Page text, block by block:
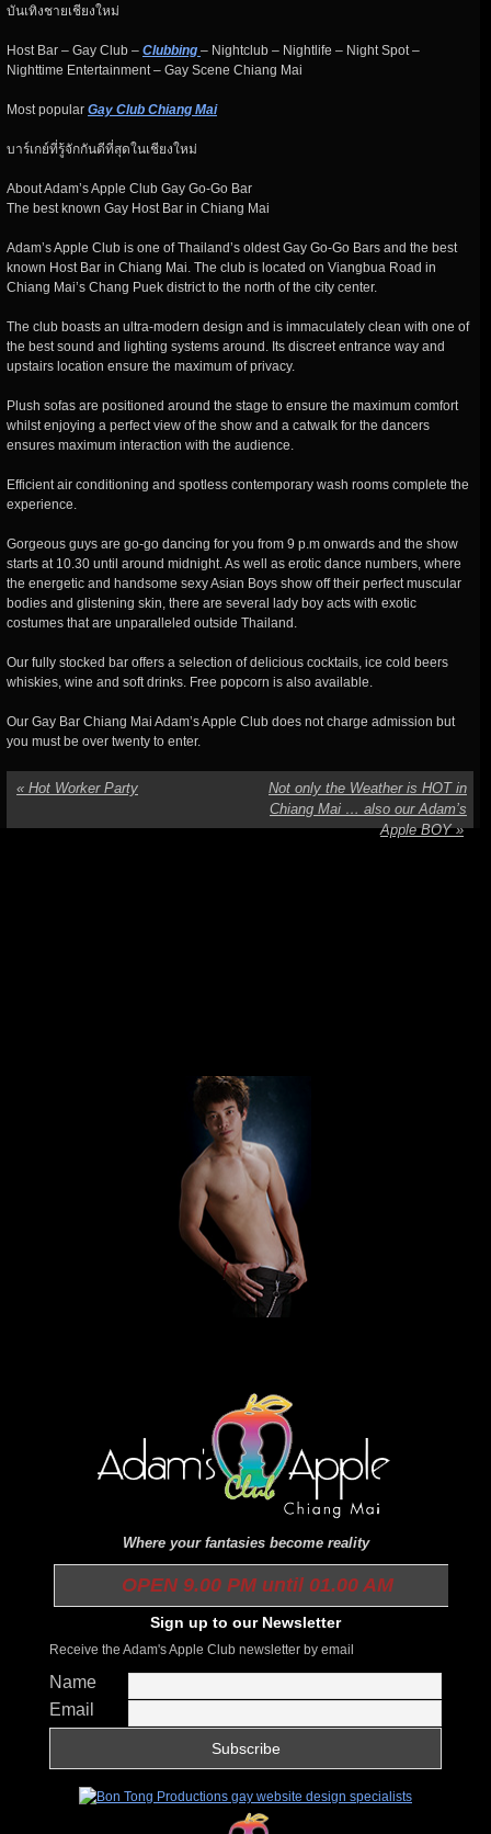
บันเทิงชายเชียงใหม่
Host Bar – Gay Club – Clubbing – Nightclub – Nightlife – Night Spot –
Nighttime Entertainment – Gay Scene Chiang Mai
Most popular Gay Club Chiang Mai
บาร์เกย์ที่รู้จักกันดีที่สุดในเชียงใหม่
About Adam’s Apple Club Gay Go-Go Bar
The best known Gay Host Bar in Chiang Mai
Adam’s Apple Club is one of Thailand’s oldest Gay Go-Go Bars and the best
known Host Bar in Chiang Mai. The club is located on Viangbua Road in
Chiang Mai’s Chang Puek district to the north of the city center.
The club boasts an ultra-modern design and is immaculately clean with one of
the best sound and lighting systems around. Its discreet entrance way and
upstairs location ensure the maximum of privacy.
Plush sofas are positioned around the stage to ensure the maximum comfort
whilst enjoying a perfect view of the show and a catwalk for the dancers
ensures maximum interaction with the audience.
Efficient air conditioning and spotless contemporary wash rooms complete the
experience.
Gorgeous guys are go-go dancing for you from 9 p.m onwards and the show
starts at 10.30 until around midnight. As well as erotic dance numbers, where
the energetic and handsome sexy Asian Boys show off their perfect muscular
bodies and glistening skin, there are several lady boy acts with exotic
costumes that are unparalleled outside Thailand.
Our fully stocked bar offers a selection of delicious cocktails, ice cold beers
whiskies, wine and soft drinks. Free popcorn is also available.
Our Gay Bar Chiang Mai Adam’s Apple Club does not charge admission but
you must be over twenty to enter.
« Hot Worker Party
Not only the Weather is HOT in
Chiang Mai … also our Adam’s
Apple BOY»
Where your fantasies become reality
OPEN 9.00 PM until 01.00 AM
Sign up to our Newsletter
Receive the Adam's Apple Club newsletter by email
Name
Email